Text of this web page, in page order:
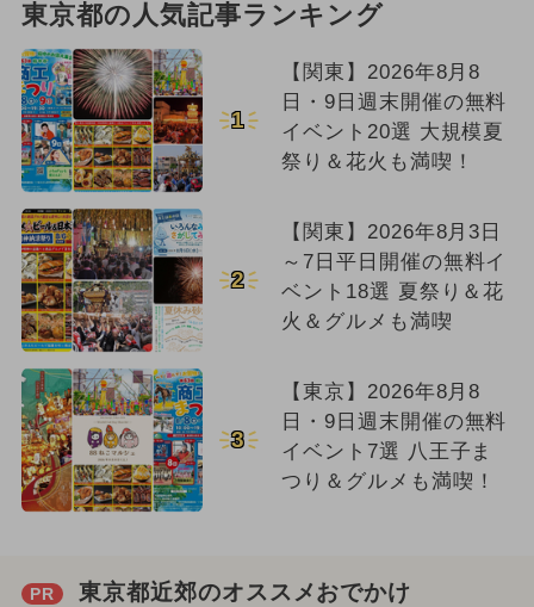
東京都の人気記事ランキング
1
【関東】2026年8月8
日・9日週末開催の無料
イベント20選 大規模夏
祭り＆花火も満喫！
2
【関東】2026年8月3日
～7日平日開催の無料イ
ベント18選 夏祭り＆花
火＆グルメも満喫
3
【東京】2026年8月8
日・9日週末開催の無料
イベント7選 八王子ま
つり＆グルメも満喫！
PR 東京都近郊のオススメおでかけ